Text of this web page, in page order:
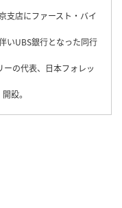
支店にファースト・バイ
いUBS銀行となった同行
の代表、日本フォレッ
開設。